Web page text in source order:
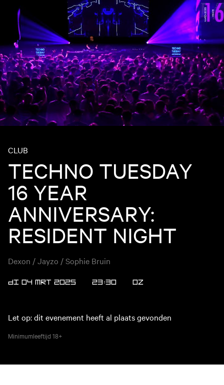
CLUB
TECHNO TUESDAY
16 YEAR
ANNIVERSARY:
RESIDENT NIGHT
Dexon / Jayzo / Sophie Bruin
DI 04 MRT 2025 23:30 OZ
Let op: dit evenement heeft al plaats gevonden
Minimumleeftijd 18+